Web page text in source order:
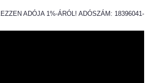
ADÓJA 1%-ÁRÓL! ADÓSZÁM: 18396041-